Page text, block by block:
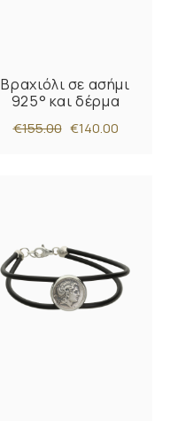
Βραχιόλι σε ασήμι
925° και δέρμα
€155.00 €140.00